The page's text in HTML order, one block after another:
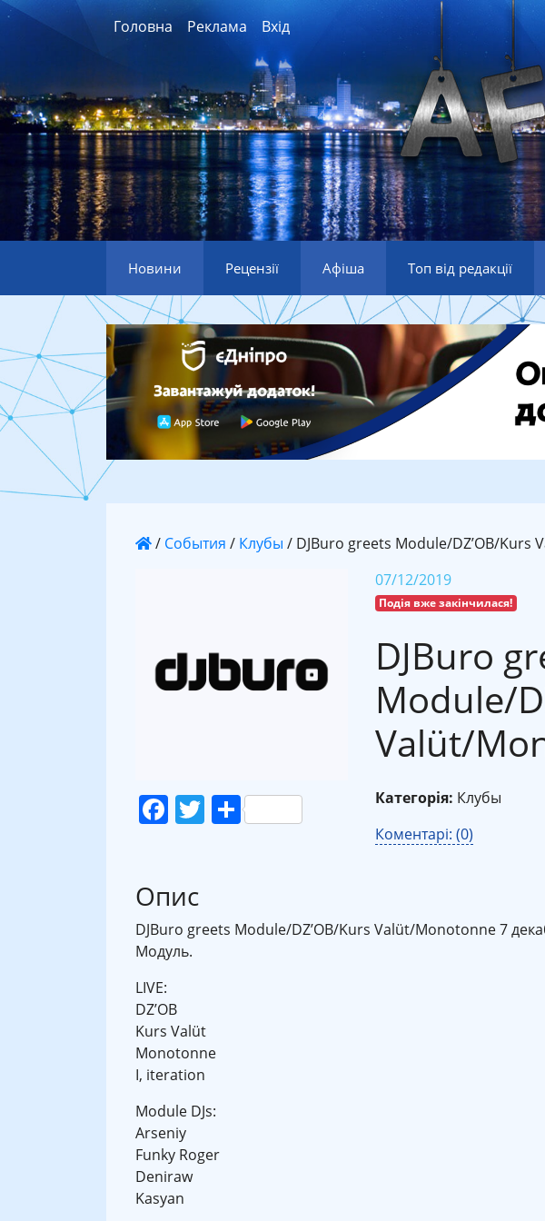
Головна Реклама Вхід
Новини Рецензії Афіша Топ від редакції
/ События / Клубы / DJBuro greets Module/DZ’OB/Kurs
Facebook
Twitter
Поділитися
07/12/2019
Подія вже закінчилася!
DJBuro
Module/
Valüt/
Категорія: Клубы
Коментарі: (0)
Опис
DJBuro greets Module/DZ’OB/Kurs Valüt/Monotonne 7
Модуль.
LIVE:
DZ’OB
Kurs Valüt
Monotonne
I, iteration
Module DJs:
Arseniy
Funky Roger
Deniraw
Kasyan